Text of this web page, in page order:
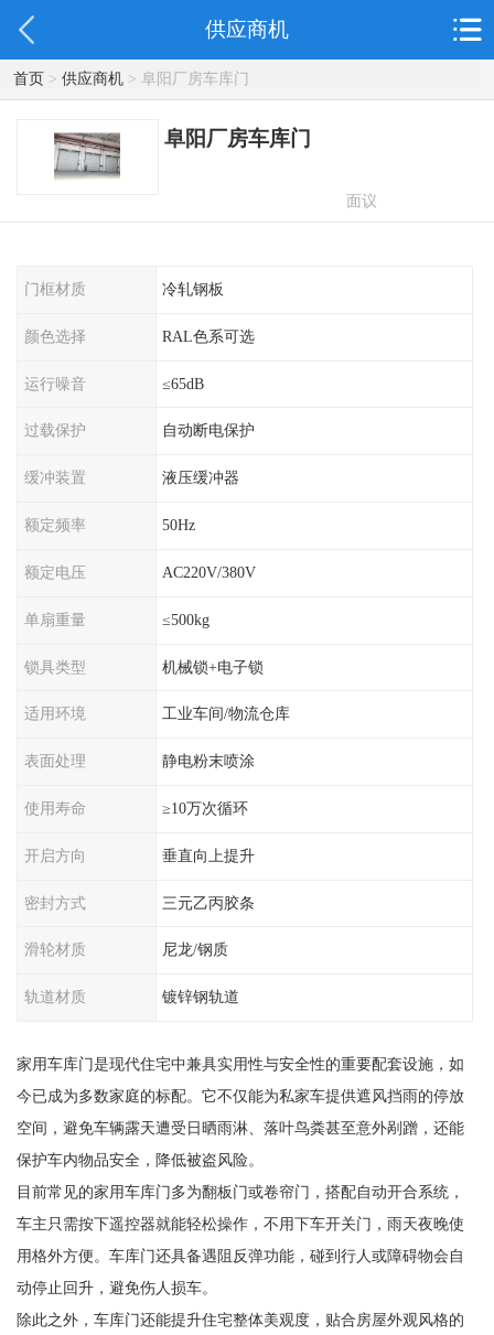
供应商机
首页> 供应商机> 阜阳厂房车库门
阜阳厂房车库门
面议
门框材质 冷轧钢板
颜色选择 RAL色系可选
运行噪音 ≤65dB
过载保护 自动断电保护
缓冲装置 液压缓冲器
额定频率 50Hz
额定电压 AC220V/380V
单扇重量 ≤500kg
锁具类型 机械锁+电子锁
适用环境 工业车间/物流仓库
表面处理 静电粉末喷涂
使用寿命 ≥10万次循环
开启方向 垂直向上提升
密封方式 三元乙丙胶条
滑轮材质 尼龙/钢质
轨道材质 镀锌钢轨道
家用车库门是现代住宅中兼具实用性与安全性的重要配套设施，如
今已成为多数家庭的标配。它不仅能为私家车提供遮风挡雨的停放
空间，避免车辆露天遭受日晒雨淋、落叶鸟粪甚至意外剐蹭，还能
保护车内物品安全，降低被盗风险。
目前常见的家用车库门多为翻板门或卷帘门，搭配自动开合系统，
车主只需按下遥控器就能轻松操作，不用下车开关门，雨天夜晚使
用格外方便。车库门还具备遇阻反弹功能，碰到行人或障碍物会自
动停止回升，避免伤人损车。
除此之外，车库门还能提升住宅整体美观度，贴合房屋外观风格的